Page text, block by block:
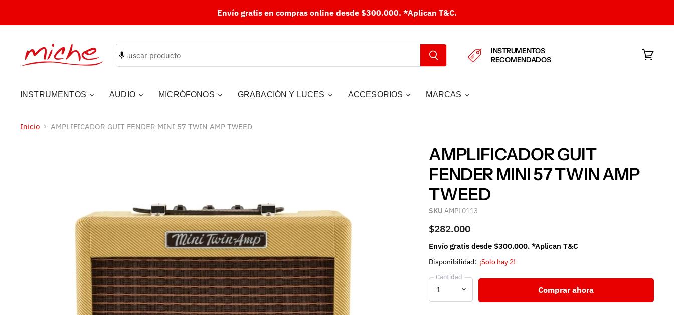
Envío gratis en compras online desde $300.000. *Aplican T&C.
INSTRUMENTOS
RECOMENDADOS
INSTRUMENTOS AUDIO MICRÓFONOS GRABACIÓN Y LUCES ACCESORIOS MARCAS
Inicio AMPLIFICADOR GUIT FENDER MINI 57 TWIN AMP TWEED
AMPLIFICADOR GUIT
FENDER MINI 57 TWIN AMP
TWEED
SKU AMPL0113
$282.000
Envío gratis desde $300.000. *Aplican T&C
Disponibilidad: ¡Solo hay 2!
Cantidad
Comprar ahora